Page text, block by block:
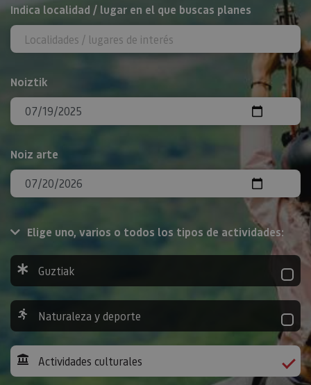
Indica localidad / lugar en el que buscas planes
Noiztik
Noiz arte
Elige uno, varios o todos los tipos de actividades:
Guztiak
Naturaleza y deporte
Actividades culturales